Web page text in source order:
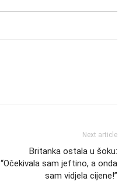
Next article
Britanka ostala u šoku:
“Očekivala sam jeftino, a onda
sam vidjela cijene!”